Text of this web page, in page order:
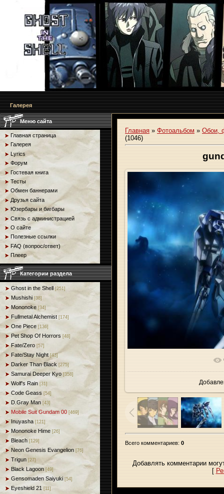
Галерея
Меню сайта
Главная страница
Галерея
Lyrics
Форум
Гостевая книга
Тесты
Обмен баннерами
Друзья сайта
Юзербары и бигбары
Связь с администрацией
О сайте
Полезные ссылки
FAQ (вопрос/ответ)
Плеер
Категории раздела
Ghost in the Shell [251]
Mushishi [38]
Mononoke [34]
Fullmetal Alchemist [174]
One Piece [136]
Pet Shop Of Horrors [48]
Fate/Zero [57]
Fate/Stay Night [43]
Darker Than Black [275]
Samurai Deeper Kyo [358]
Wolf's Rain [31]
Code Geass [54]
D.Gray Man [43]
Mobile Suit Gundam 00 [469]
Inuyasha [121]
Mononoke Hime [26]
Bleach [129]
Neon Genesis Evangelion [76]
Trigun [27]
Black Lagoon [49]
Gensomaden Saiyuki [54]
Eyeshield 21 [11]
Главная » Фотоальбом » Обои,
(1046)
В
Всего комментариев: 0
Добавлять комментарии
[